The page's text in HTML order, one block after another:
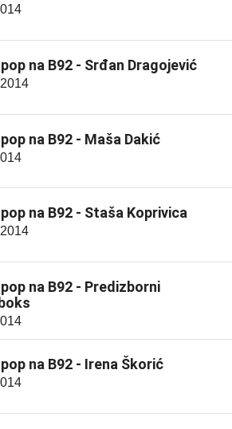
na B92 - Srđan Dragojević
na B92 - Maša Dakić
na B92 - Staša Koprivica
na B92 - Predizborni
na B92 - Irena Škorić